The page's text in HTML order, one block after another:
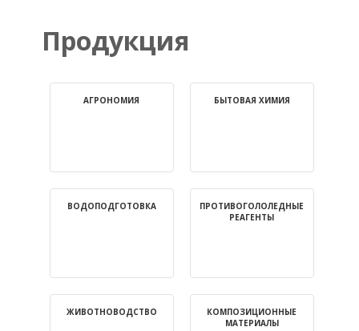
ТЕПЛОНОСИТЕЛИ
Продукция
АГРОНОМИЯ БЫТОВАЯ ХИМИЯ
ВОДОПОДГОТОВКА
ПРОТИВОГОЛОЛЕДНЫЕ
РЕАГЕНТЫ
ЖИВОТНОВОДСТВО
КОМПОЗИЦИОННЫЕ
МАТЕРИАЛЫ